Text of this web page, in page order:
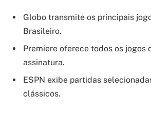
Globo transmite os principais
Brasileiro.
Premiere oferece todos os jogos
assinatura.
ESPN exibe partidas
clássicos.